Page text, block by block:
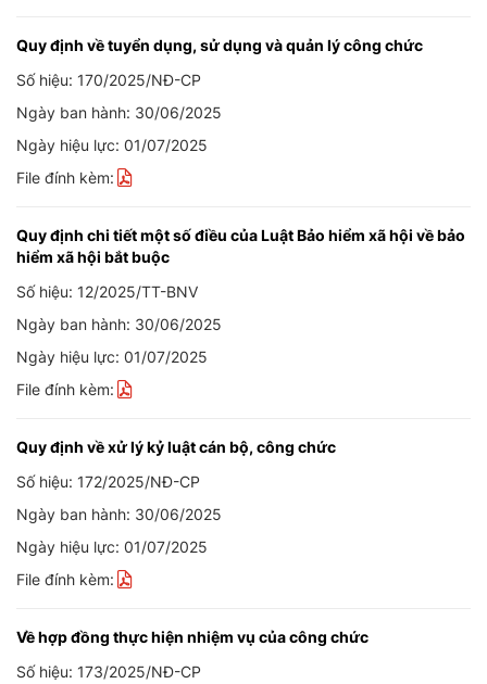
Quy định về tuyển dụng, sử dụng và quản lý công chức
Số hiệu: 170/2025/NĐ-CP
Ngày ban hành: 30/06/2025
Ngày hiệu lực: 01/07/2025
File đính kèm:
Quy định chi tiết một số điều của Luật Bảo hiểm xã hội về bảo
hiểm xã hội bắt buộc
Số hiệu: 12/2025/TT-BNV
Ngày ban hành: 30/06/2025
Ngày hiệu lực: 01/07/2025
File đính kèm:
Quy định về xử lý kỷ luật cán bộ, công chức
Số hiệu: 172/2025/NĐ-CP
Ngày ban hành: 30/06/2025
Ngày hiệu lực: 01/07/2025
File đính kèm:
Về hợp đồng thực hiện nhiệm vụ của công chức
Số hiệu: 173/2025/NĐ-CP